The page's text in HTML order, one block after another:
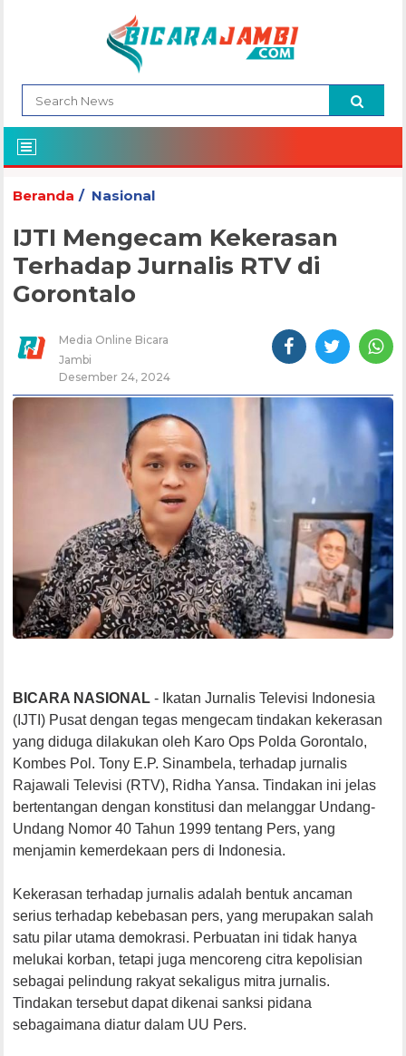
Beranda Nasional
IJTI Mengecam Kekerasan
Terhadap Jurnalis RTV di
Gorontalo
Media Online Bicara
Jambi
Desember 24, 2024
BICARA NASIONAL- Ikatan Jurnalis Televisi Indonesia
(IJTI) Pusat dengan tegas mengecam tindakan kekerasan
yang diduga dilakukan oleh Karo Ops Polda Gorontalo,
Kombes Pol. Tony E.P. Sinambela, terhadap jurnalis
Rajawali Televisi (RTV), Ridha Yansa. Tindakan ini jelas
bertentangan dengan konstitusi dan melanggar Undang-
Undang Nomor 40 Tahun 1999 tentang Pers, yang
menjamin kemerdekaan pers di Indonesia.
Kekerasan terhadap jurnalis adalah bentuk ancaman
serius terhadap kebebasan pers, yang merupakan salah
satu pilar utama demokrasi. Perbuatan ini tidak hanya
melukai korban, tetapi juga mencoreng citra kepolisian
sebagai pelindung rakyat sekaligus mitra jurnalis.
Tindakan tersebut dapat dikenai sanksi pidana
sebagaimana diatur dalam UU Pers.